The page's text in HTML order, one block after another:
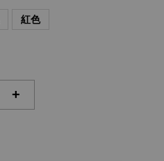
紅色
+